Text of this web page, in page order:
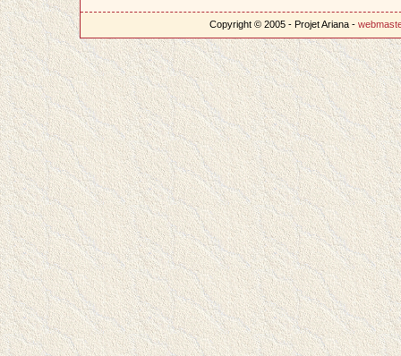
Copyright © 2005 - Projet Ariana -